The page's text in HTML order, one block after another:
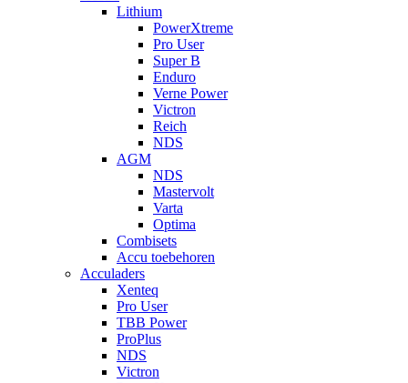
Lithium
PowerXtreme
Pro User
Super B
Enduro
Verne Power
Victron
Reich
NDS
AGM
NDS
Mastervolt
Varta
Optima
Combisets
Accu toebehoren
Acculaders
Xenteq
Pro User
TBB Power
ProPlus
NDS
Victron